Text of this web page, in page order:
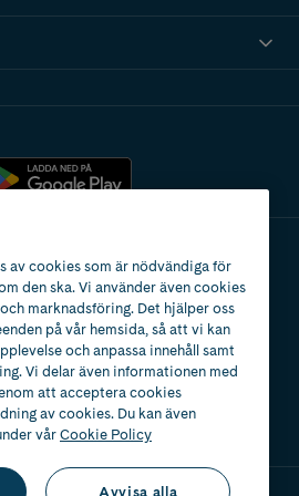
av cookies som är nödvändiga för
den ska. Vi använder även cookies
marknadsföring. Det hjälper oss
på vår hemsida, så att vi kan
och anpassa innehåll samt
Vi delar även informationen med
att acceptera cookies
av cookies. Du kan även
vårCookie Policy
Avvisa alla